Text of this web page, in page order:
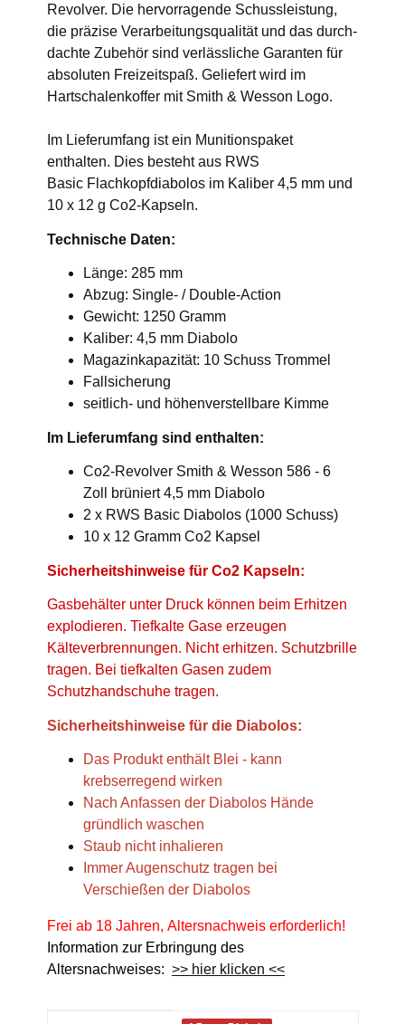
Revolver. Die hervorragende Schussleistung,
die präzise Verarbeitungsqualität und das durch-
dachte Zubehör sind verlässliche Garanten für
absoluten Freizeitspaß. Geliefert wird im
Hartschalenkoffer mit Smith & Wesson Logo.
Im Lieferumfang ist ein Munitionspaket
enthalten. Dies besteht aus RWS
Basic Flachkopfdiabolos im Kaliber 4,5 mm und
10 x 12 g Co2-Kapseln.
Technische Daten:
Länge: 285 mm
Abzug: Single- / Double-Action
Gewicht: 1250 Gramm
Kaliber: 4,5 mm Diabolo
Magazinkapazität: 10 Schuss Trommel
Fallsicherung
seitlich- und höhenverstellbare Kimme
Im Lieferumfang sind enthalten:
Co2-Revolver Smith & Wesson 586 - 6
Zoll brüniert 4,5 mm Diabolo
2 x RWS Basic Diabolos (1000 Schuss)
10 x 12 Gramm Co2 Kapsel
Sicherheitshinweise für Co2 Kapseln:
Gasbehälter unter Druck können beim Erhitzen
explodieren. Tiefkalte Gase erzeugen
Kälteverbrennungen. Nicht erhitzen. Schutzbrille
tragen. Bei tiefkalten Gasen zudem
Schutzhandschuhe tragen.
Sicherheitshinweise für die Diabolos:
Das Produkt enthält Blei - kann
krebserregend wirken
Nach Anfassen der Diabolos Hände
gründlich waschen
Staub nicht inhalieren
Immer Augenschutz tragen bei
Verschießen der Diabolos
Frei ab 18 Jahren, Altersnachweis erforderlich!
Information zur Erbringung des
Altersnachweises: >> hier klicken <<